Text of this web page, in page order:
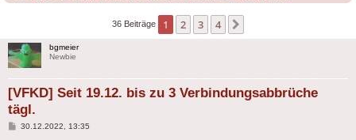
36 Beiträge 1 2 3 4
bgmeier
Newbie
[VFKD] Seit 19.12. bis zu 3 Verbindungsabbrüche
tägl.
Beitrag
30.12.2022, 13:35